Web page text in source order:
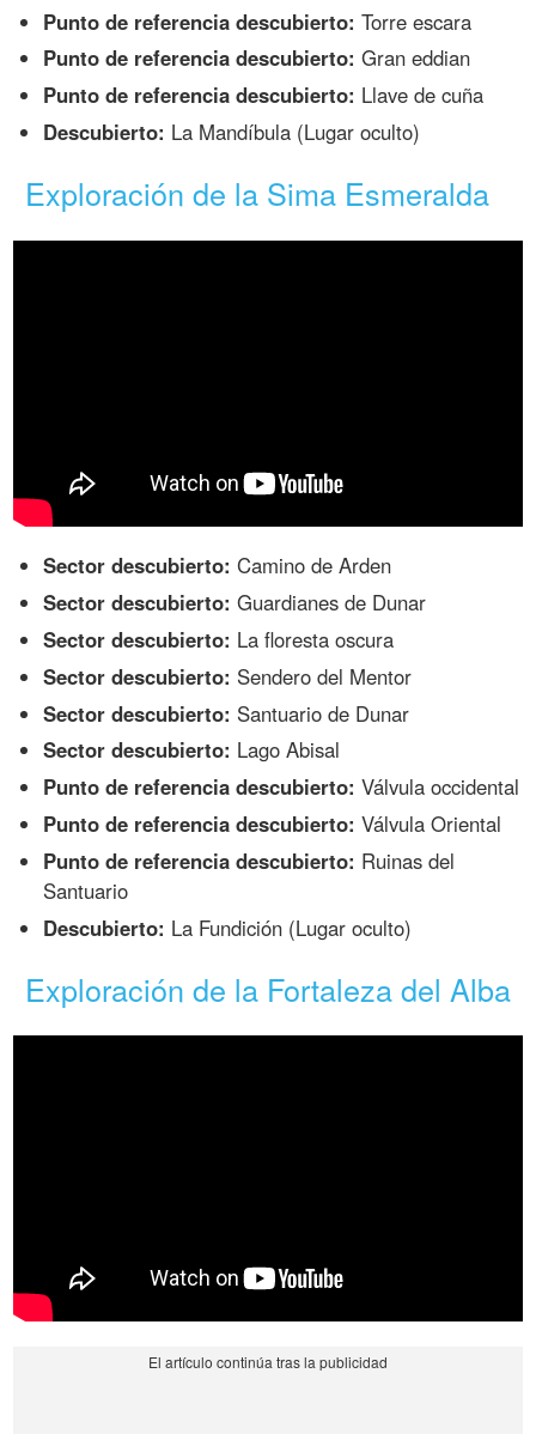
Punto de referencia descubierto: Torre escara
Punto de referencia descubierto: Gran eddian
Punto de referencia descubierto: Llave de cuña
Descubierto: La Mandíbula (Lugar oculto)
Exploración de la Sima Esmeralda
Sector descubierto: Camino de Arden
Sector descubierto: Guardianes de Dunar
Sector descubierto: La floresta oscura
Sector descubierto: Sendero del Mentor
Sector descubierto: Santuario de Dunar
Sector descubierto: Lago Abisal
Punto de referencia descubierto: Válvula occidental
Punto de referencia descubierto: Válvula Oriental
Punto de referencia descubierto: Ruinas del
Santuario
Descubierto: La Fundición (Lugar oculto)
Exploración de la Fortaleza del Alba